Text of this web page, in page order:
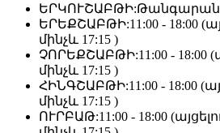
ԵՐԿՈՒՇԱԲԹԻ:
ԵՐԵՔՇԱԲԹԻ:11:00 - 18:00
մինչև 17:15 )
ՉՈՐԵՔՇԱԲԹԻ:11:00 - 18:00
մինչև 17:15 )
ՀԻՆԳՇԱԲԹԻ:11:00 - 18:00
մինչև 17:15 )
ՈՒՐԲԱԹ:11:00 - 18:00